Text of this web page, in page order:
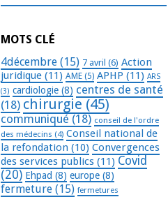
MOTS CLÉ
4décembre (15) 7 avril (6) Action
juridique (11) AME (5) APHP (11) ARS
(3) cardiologie (8) centres de santé
(18) chirurgie (45)
communiqué (18) conseil de l'ordre
des médecins (4) Conseil national de
la refondation (10) Convergences
des services publics (11) Covid
(20) Ehpad (8) europe (8)
fermeture (15) fermetures